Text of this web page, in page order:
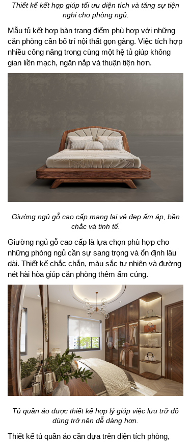
Thiết kế kết hợp giúp tối ưu diện tích và tăng sự tiện
nghi cho phòng ngủ.
Mẫu tủ kết hợp bàn trang điểm phù hợp với những
căn phòng cần bố trí nội thất gọn gàng. Việc tích hợp
nhiều công năng trong cùng một hệ tủ giúp không
gian liền mạch, ngăn nắp và thuận tiện hơn.
Giường ngủ gỗ cao cấp mang lại vẻ đẹp ấm áp, bền
chắc và tinh tế.
Giường ngủ gỗ cao cấp là lựa chọn phù hợp cho
những phòng ngủ cần sự sang trọng và ổn định lâu
dài. Thiết kế chắc chắn, màu sắc tự nhiên và đường
nét hài hòa giúp căn phòng thêm ấm cúng.
Tủ quần áo được thiết kế hợp lý giúp việc lưu trữ đồ
dùng trở nên dễ dàng hơn.
Thiết kế tủ quần áo cần dựa trên diện tích phòng,